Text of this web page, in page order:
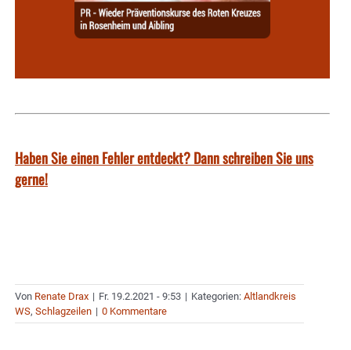
Haben Sie einen Fehler entdeckt? Dann schreiben Sie uns
gerne!
Von Renate Drax | Fr. 19.2.2021 - 9:53 | Kategorien: Altlandkreis
WS, Schlagzeilen | 0 Kommentare